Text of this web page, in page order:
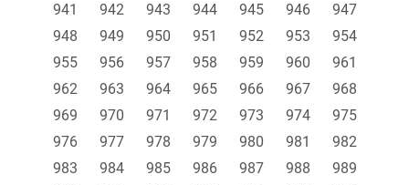
941
942 943 944 945 946
947
948
949 950 951 952 953
954
955
956 957 958 959 960
961
962
963 964 965 966 967
968
969
970 971 972 973 974
975
976
977 978 979 980 981
982
983
984 985 986 987 988
989